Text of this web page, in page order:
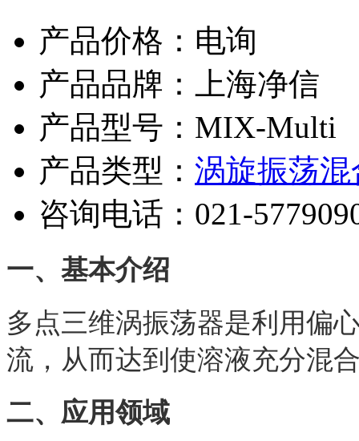
产品价格：电询
产品品牌：上海净信
产品型号：MIX-Multi
产品类型： 涡旋振荡
咨询电话： 021-
一、基本介绍
多点三维涡振荡器是利用偏
流，从而达到使溶液充分混
二、应用领域